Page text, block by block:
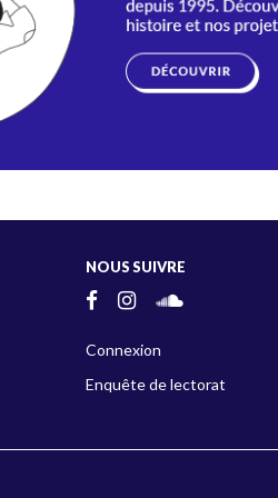
NOUS SUIVRE
Connexion
Enquête de lectorat